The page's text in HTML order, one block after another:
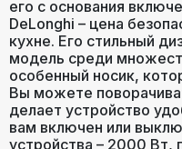
его с основания
DeLonghi – цена
кухне. Его стильный
модель среди
особенный носик,
Вы можете
делает устройство
вам включен или
устройства – 2000 Вт,